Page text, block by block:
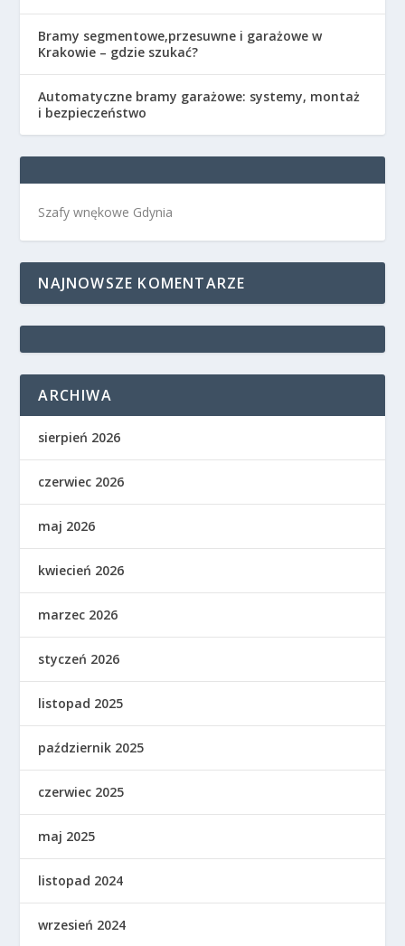
Bramy segmentowe,przesuwne i garażowe w
Krakowie – gdzie szukać?
Automatyczne bramy garażowe: systemy, montaż
i bezpieczeństwo
Szafy wnękowe Gdynia
NAJNOWSZE KOMENTARZE
ARCHIWA
sierpień 2026
czerwiec 2026
maj 2026
kwiecień 2026
marzec 2026
styczeń 2026
listopad 2025
październik 2025
czerwiec 2025
maj 2025
listopad 2024
wrzesień 2024